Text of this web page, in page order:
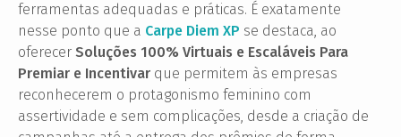
ferramentas adequadas e práticas. É exatamente
nesse ponto que a Carpe Diem XP se destaca, ao
oferecer Soluções 100% Virtuais e Escaláveis Para
Premiar e Incentivar que permitem às empresas
reconhecerem o protagonismo feminino com
assertividade e sem complicações, desde a criação de